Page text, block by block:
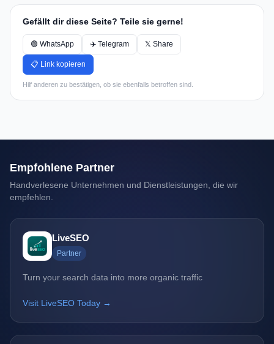
Gefällt dir diese Seite? Teile sie gerne!
🟢 WhatsApp ✈️ Telegram 𝕏 Share
📋 Link kopieren
Hilf anderen zu bestätigen, ob sie ebenfalls betroffen sind.
Empfohlene Partner
Handverlesene Unternehmen und Dienstleistungen, die wir
empfehlen.
LiveSEO
Partner
Turn your search data into more organic traffic
Visit LiveSEO Today →